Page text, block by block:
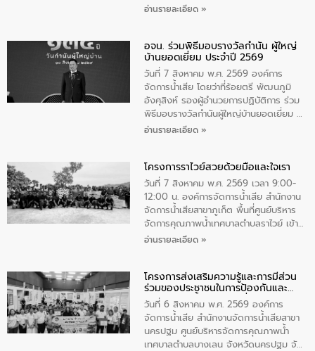
สมภพ สมเด็จพระนางเจ้าสิริกิติ์พระบรม
ทิพย์คำ รองผู้ว่าราชการจังหวัดมุกดาหาร
เป็นประธานในพิธี ณ เรือนจําชั่วคราวนาโสก
ตําบลนาโสก อําเภอเมืองมุกดาหาร จังหวัด
มุกดาหาร โดยในกิจกรรมได้ร่วมปลูกป่า และ
ทําความสะอาดภายในบริเวณ จัดกิจกรรม
เพื่อถวายเป็นพระราชกุศล สมเด็จพระนาง
เจ้าสิริกิติ์พระบรมราชินีนาถ พระบรมราช
อ่านรายละเอียด »
อจน. ร่วมพิธีมอบรางวัลกำนัน ผู้ใหญ่
บ้านยอดเยี่ยม ประจำปี 2569
วันที่ 7 สิงหาคม พ.ศ. 2569 องค์การ
จัดการน้ำเสีย โดยว่าที่ร้อยตรี พัฒนภูมิ
อังศุสิงห์ รองผู้อำนวยการปฏิบัติการ ร่วม
พิธีมอบรางวัลกำนันผู้ใหญ่บ้านยอดเยี่ยม ณ
ทำเนียบรัฐบาล โดยมีนายอนุทิน ชาญวีรกูล
ทองคำและประกาศเกียรติคุณให้แก่ กำนัน
ผู้ใหญ่บ้านยอดเยี่ยม พร้อมกล่าวชื่นชม ให้
โอวาท และมอบนโยบาย
อ่านรายละเอียด »
โครงการราไวย์สวยด้วยมือและใจเรา
วันที่ 7 สิงหาคม พ.ศ. 2569 เวลา 9:00-
12:00 น. องค์การจัดการน้ำเสีย สำนักงาน
จัดการน้ำเสียสาขาภูเก็ต พื้นที่ศูนย์บริหาร
จัดการคุณภาพน้ำเทศบาลตำบลราไวย์ เข้า
ร่วมโครงการราไวย์สวยด้วยมือและใจเรา
ประชาชน ตัวแทนจากโรงแรมต่างๆ ในเขต
เทศบาลตำบลราไวย์ ศูนย์บริหารจัดการ
คุณภาพน้ำเทศบาลตำบลราไวย์ นำโดยนาย
น้อย แก้วเศษ ผู้จัดการสำนักงานจัดการน้ำ
เสียสาขาภูเก็ต พร้อมด้วยเจ้าหน้าที่ จำนวน
5 คน ร่วมทำกิจกรรม ทำความสะอาด
อ่านรายละเอียด »
โครงการส่งเสริมความรู้และการมีส่วน
ร่วมของประชาชนในการป้องกันและ
แก้ไขปัญหาน้ำเสียอย่างยั่งยืน
วันที่ 6 สิงหาคม พ.ศ. 2569 องค์การ
จัดการน้ำเสีย สำนักงานจัดการน้ำเสียสาขา
นครปฐม ศูนย์บริหารจัดการคุณภาพน้ำ
เทศบาลตำบลบางเลน จังหวัดนครปฐม จัด